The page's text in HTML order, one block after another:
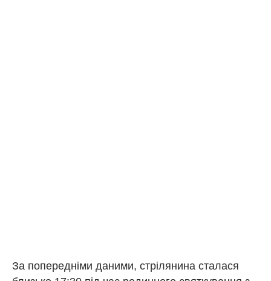
За попередніми даними, стрілянина сталася